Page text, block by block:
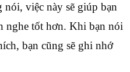
nói, việc này sẽ giúp bạn
nghe tốt hơn. Khi bạn nói
bạn cũng sẽ ghi nhớ